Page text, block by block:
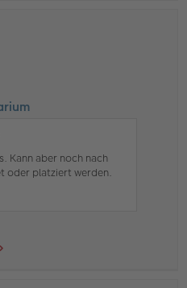
Kann aber noch nach
oder platziert werden.